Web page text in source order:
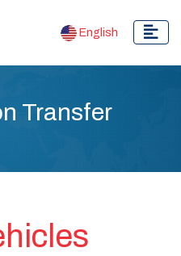
English
Transfer